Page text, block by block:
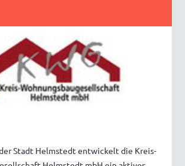
Stadt Helmstedt entwickelt die Kreis-